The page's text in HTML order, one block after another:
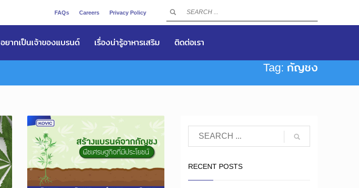
FAQs Careers Privacy Policy
อยากเป็นเจ้าของแบรนด์ เรื่องน่ารู้อาหารเสริม ติดต่อเรา
Tag: กัญชง
RECENT POSTS